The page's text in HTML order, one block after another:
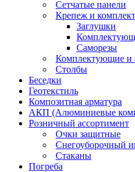
Сетчатые панели
Крепеж и
Заглушки
Саморезы
Комплектующие и
Столбы
Беседки
Геотекстиль
Композитная арматура
АКП (Алюминиевые
Розничный ассортимент
Очки защитные
Снегоуборочный
Стаканы
Погреба